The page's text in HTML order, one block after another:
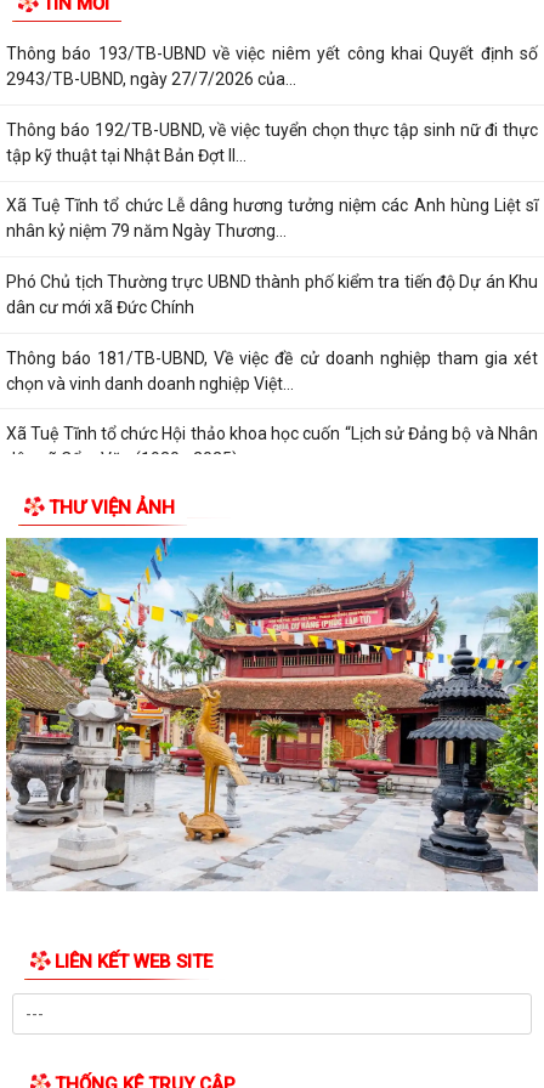
Thông báo 193/TB-UBND về việc niêm yết công khai Quyết định số
2943/TB-UBND, ngày 27/7/2026 của...
Thông báo 192/TB-UBND, về việc tuyển chọn thực tập sinh nữ đi thực
tập kỹ thuật tại Nhật Bản Đợt II...
Xã Tuệ Tĩnh tổ chức Lễ dâng hương tưởng niệm các Anh hùng Liệt sĩ
nhân kỷ niệm 79 năm Ngày Thương...
Phó Chủ tịch Thường trực UBND thành phố kiểm tra tiến độ Dự án Khu
dân cư mới xã Đức Chính
Thông báo 181/TB-UBND, Về việc đề cử doanh nghiệp tham gia xét
chọn và vinh danh doanh nghiệp Việt...
Xã Tuệ Tĩnh tổ chức Hội thảo khoa học cuốn “Lịch sử Đảng bộ và Nhân
dân xã Cẩm Văn (1930 - 2025)
Nghị quyết điều chỉnh, bổ sung (lần 2) kế hoạch đầu tư công năm 2026
Kế hoạch 254 triển khai thực hiện Nghị định số 142/2026/NĐ-CP của
Chính phủ quy định chi tiết một...
Kỳ họp thứ Năm HĐND xã Tuệ Tĩnh khóa II xem xét nhiều nội dung
quan trọng về phát triển kinh tế -...
Xã Tuệ Tĩnh triển khai rà soát, đánh giá thành viên hộ nghèo, hộ cận
nghèo theo Nghị quyết số...
Xã Tuệ Tĩnh tổ chức các đoàn thăm, tặng quà Mẹ Việt Nam Anh hùng,
người có công và thân nhân liệt...
Kế hoạch 214/KH-UBND Triển khai thực hiện Quyết định số 350/QĐ-
TTg ngày 26/02/2026 của Thủ tướng...
Tuệ Tĩnh
Đảng ủy xã sơ kết công tác xây dựng Đảng, Chính quyền, MTTQ và các
THƯ VIỆN ẢNH
LIÊN KẾT WEB SITE